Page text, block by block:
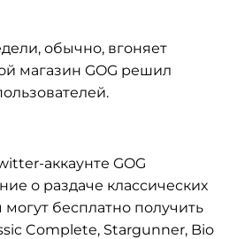
обычно, вгоняет
магазин GOG решил
аккаунте GOG
о раздаче классических
бесплатно получить
Complete, Stargunner, Bio